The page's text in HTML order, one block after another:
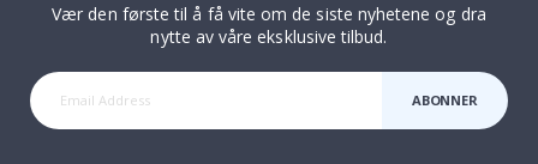
Vær den første til å få vite om de siste nyhetene og dra
nytte av våre eksklusive tilbud.
ABONNER